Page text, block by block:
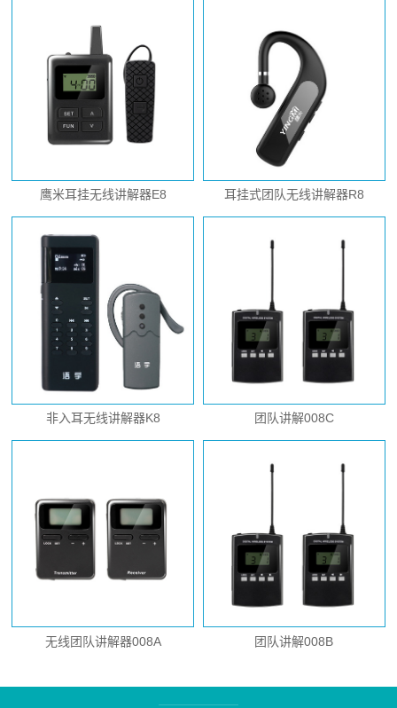
鹰米耳挂无线讲解器E8 耳挂式团队无线讲解器R8
非入耳无线讲解器K8 团队讲解008C
无线团队讲解器008A 团队讲解008B